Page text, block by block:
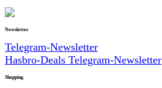
Newsletter
Telegram-Newsletter
Hasbro-Deals Telegram-Newsletter
Shopping